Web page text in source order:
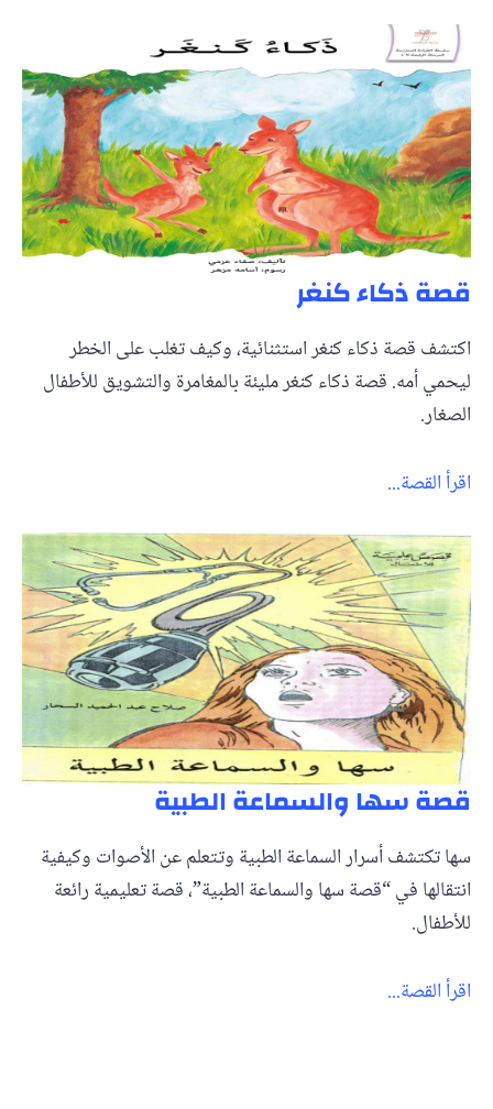
قصة ذكاء كنغر
اكتشف قصة ذكاء كنغر استثنائية، وكيف تغلب على الخطر
ليحمي أمه. قصة ذكاء كنغر مليئة بالمغامرة والتشويق للأطفال
الصغار.
اقرأ القصة...
قصة سها والسماعة الطبية
سها تكتشف أسرار السماعة الطبية وتتعلم عن الأصوات وكيفية
انتقالها في “قصة سها والسماعة الطبية”، قصة تعليمية رائعة
للأطفال.
اقرأ القصة...